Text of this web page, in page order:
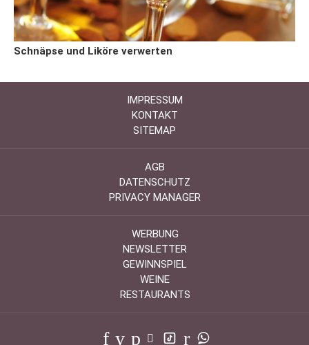
Schnäpse und Liköre verwerten
IMPRESSUM
KONTAKT
SITEMAP
AGB
DATENSCHUTZ
PRIVACY MANAGER
WERBUNG
NEWSLETTER
GEWINNSPIEL
WEINE
RESTAURANTS